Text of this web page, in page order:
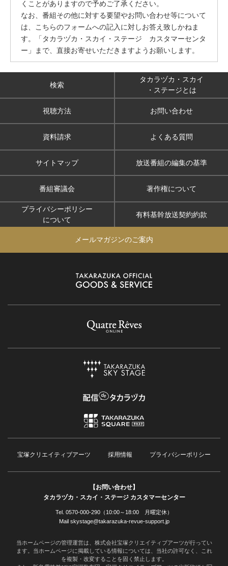
くことがありますので予めご了承ください。
なお、番組その他に対する要望やお問い合わせ等について
は、こちらのフォームへの記入に対しお答え致しかねま
す。「タカラヅカ・スカイ・ステージ カスタマーセンタ
ー」まで、直接お寄せいただきますようお願いします。
検索
タカラヅカ・スカイ
・ステージとは
視聴方法 お問い合わせ
資料請求 よくある質問
サイトマップ 放送番組の編集の基準
番組審議会 著作権について
プライバシーポリシー
について
有料基幹放送契約約款
メールマガジンのご案内
宝塚クリエイティブアーツ 採用情報 プライバシーポリシー
【お問い合わせ】
タカラヅカ・スカイ・ステージ カスタマーセンター
Tel. 0570-000-290（10:00～18:00 月曜定休）
Mail skystage@takarazuka-revue-support.jp
当ホームページの管理運営は、株式会社宝塚クリエイティブアーツが行ってい
ます。当ホームページに掲載している情報については、当社の許可なく、これ
を複製・改変することを固く禁止します。